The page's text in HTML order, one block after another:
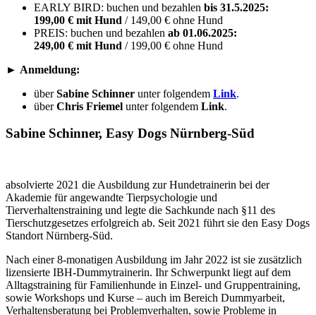
EARLY BIRD: buchen und bezahlen bis 31.5.2025:
199,00 € mit Hund / 149,00 € ohne Hund
PREIS: buchen und bezahlen ab 01.06.2025:
249,00 € mit Hund / 199,00 € ohne Hund
► Anmeldung:
überSabine Schinner unter folgendem Link.
überChris Friemel unter folgendem Link.
Sabine Schinner, Easy Dogs Nürnberg-Süd
absolvierte 2021 die Ausbildung zur Hundetrainerin bei der
Akademie für angewandte Tierpsychologie und
Tierverhaltenstraining und legte die Sachkunde nach §11 des
Tierschutzgesetzes erfolgreich ab. Seit 2021 führt sie den Easy Dogs
Standort Nürnberg-Süd.
Nach einer 8-monatigen Ausbildung im Jahr 2022 ist sie zusätzlich
lizensierte IBH-Dummytrainerin. Ihr Schwerpunkt liegt auf dem
Alltagstraining für Familienhunde in Einzel- und Gruppentraining,
sowie Workshops und Kurse – auch im Bereich Dummyarbeit,
Verhaltensberatung bei Problemverhalten, sowie Probleme in